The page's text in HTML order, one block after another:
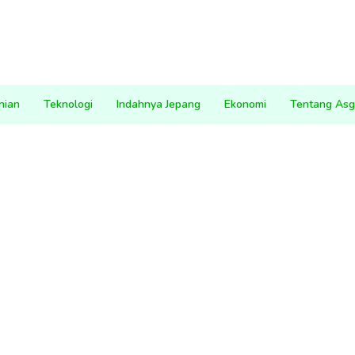
Teknologi Indahnya Jepang Ekonomi Tentang